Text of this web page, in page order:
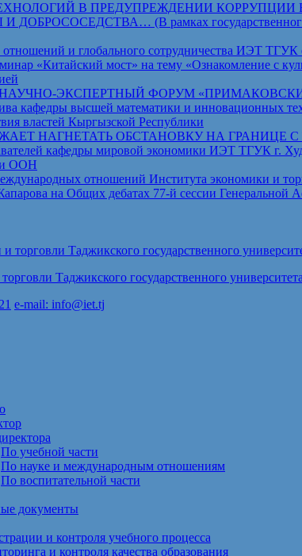
В ПРЕДУПРЕЖДЕНИИ КОРРУПЦИИ
(В рамках государственного
и глобального сотрудничества ИЭТ ТГУК
«Китайский мост» на тему «Ознакомление с
ЭКСПЕРТНЫЙ ФОРУМ
кафедры высшей математики и инновационных
властей Кыргызской Республики
НАГНЕТАТЬ ОБСТАНОВКУ НА ГРАНИЦЕ
кафедры мировой экономики ИЭТ ТГУК г.
ООН
отношений Института экономики и
на Общих дебатах 77-й сессии Генеральной
Таджикского государственного
e-mail: info@iet.tj
По учебной части
По науке и международным отношениям
По воспитательной части
документы
и контроля учебного процесса
и контроля качества образования